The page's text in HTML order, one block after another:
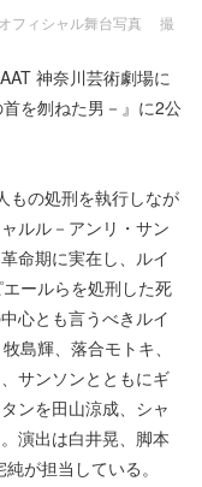
フィシャル舞台写真 撮
神奈川芸術劇場に
を刎ねた男－』に2公
もの処刑を執行しなが
ルル－アンリ・サン
命期に実在し、ルイ
ールらを処刑した死
心とも言うべきルイ
島輝、落合モトキ、
サンソンとともにギ
ンを田山涼成、シャ
演出は白井晃、脚本
が担当している。